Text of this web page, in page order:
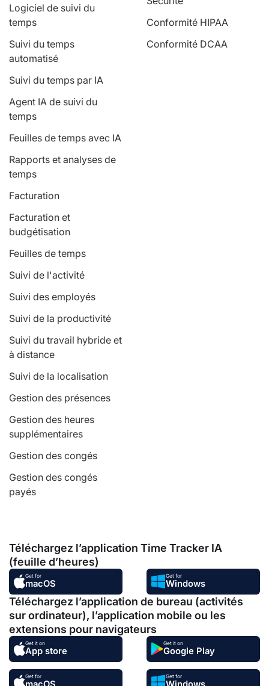
Logiciel de suivi du
temps
Suivi du temps
automatisé
Suivi du temps par IA
Agent IA de suivi du
temps
Feuilles de temps avec IA
Rapports et analyses de
temps
Facturation
Facturation et
budgétisation
Feuilles de temps
Suivi de l'activité
Suivi des employés
Suivi de la productivité
Suivi du travail hybride et
à distance
Suivi de la localisation
Gestion des présences
Gestion des heures
supplémentaires
Gestion des congés
Gestion des congés
payés
Conformité HIPAA
Conformité DCAA
Téléchargez l’application Time Tracker IA
(feuille d’heures)
Get for
macOS
Get for
Windows
Téléchargez l’application de bureau (activités
sur ordinateur), l’application mobile ou les
extensions pour navigateurs
Get it on
App store
Get it on
Google Play
Get for Get for